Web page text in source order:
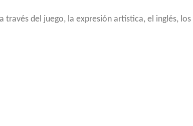
través del juego, la expresión artística, el inglés, los